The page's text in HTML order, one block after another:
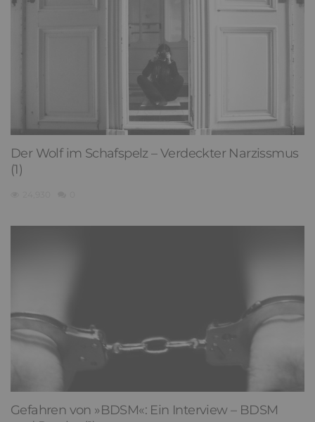
Der Wolf im Schafspelz – Verdeckter Narzissmus
(1)
Gefahren von »BDSM«: Ein Interview – BDSM